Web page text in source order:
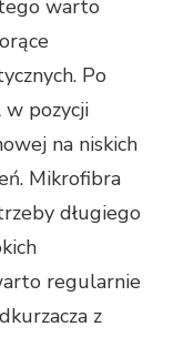
warto
Po
w pozycji
na niskich
Mikrofibra
długiego
regularnie
z